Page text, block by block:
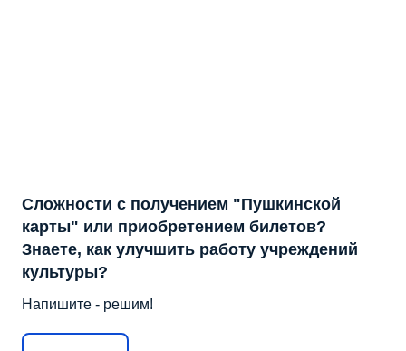
Сложности с получением "Пушкинской
карты" или приобретением билетов?
Знаете, как улучшить работу учреждений
культуры?
Напишите - решим!